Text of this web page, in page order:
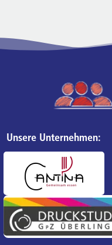
Unsere Unternehmen: